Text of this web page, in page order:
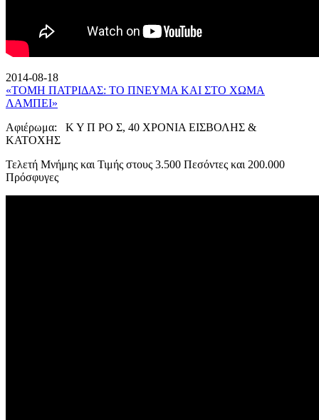
2014-08-18
«ΤΟΜΗ ΠΑΤΡΙΔΑΣ: ΤΟ ΠΝΕΥΜΑ ΚΑΙ ΣΤΟ ΧΩΜΑ
ΛΑΜΠΕΙ»
Αφιέρωμα: Κ Υ Π ΡΟ Σ, 40 ΧΡΟΝΙΑ ΕΙΣΒΟΛΗΣ &
ΚΑΤΟΧΗΣ
Τελετή Μνήμης και Τιμής στους 3.500 Πεσόντες και 200.000
Πρόσφυγες